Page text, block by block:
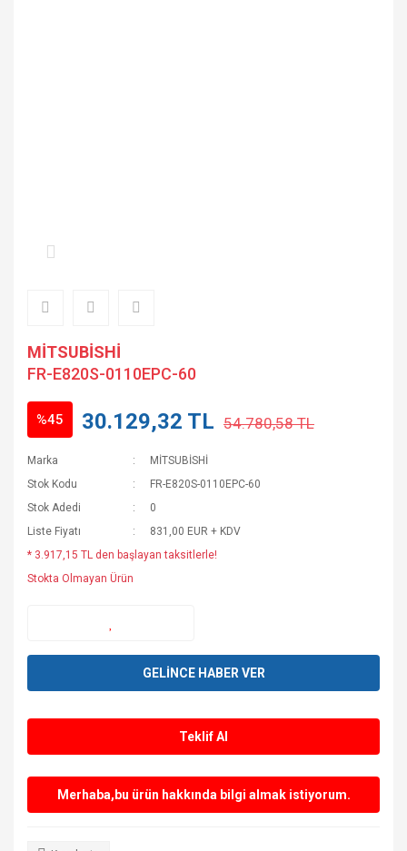
MİTSUBİSHİ
FR-E820S-0110EPC-60
%45 30.129,32 TL 54.780,58 TL
Marka
MİTSUBİSHİ
Stok Kodu
FR-E820S-0110EPC-60
Stok Adedi
0
Liste Fiyatı
831,00 EUR + KDV
* 3.917,15 TL den başlayan taksitlerle!
Stokta Olmayan Ürün
GELİNCE HABER VER
Teklif Al
Merhaba,bu ürün hakkında bilgi almak istiyorum.